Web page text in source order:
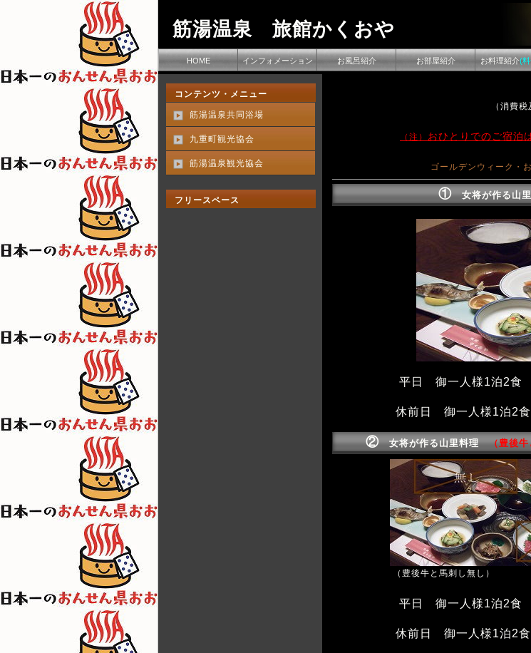
筋湯温泉 旅館かくおや
HOME インフォメーション お風呂紹介 お部屋紹介 お料理紹介(
（消費
（注） おひとりでのご宿泊
ゴールデンウィーク・
①女将が作る山里
平日 御一人様1泊2
休前日 御一人様1泊
②女将が作る山里料理（豊後
（豊後牛と馬刺し無し）
平日 御一人様1泊2
休前日 御一人様1泊
コンテンツ・メニュー
筋湯温泉共同浴場
九重町観光協会
筋湯温泉観光協会
フリースペース